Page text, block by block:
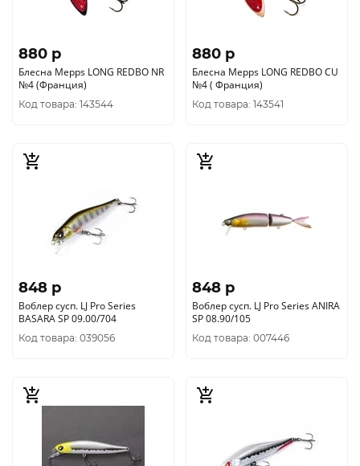
880 p
Блесна Mepps LONG REDBO NR
№4 (Франция)
Код товара: 143544
880 p
Блесна Mepps LONG REDBO CU
№4 ( Франция)
Код товара: 143541
848 p
Воблер сусп. LJ Pro Series
BASARA SP 09.00/704
Код товара: 039056
848 p
Воблер сусп. LJ Pro Series ANIRA
SP 08.90/105
Код товара: 007446